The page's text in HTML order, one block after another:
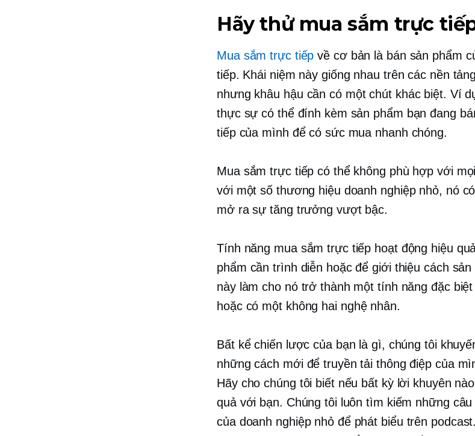
Hãy thử mua sắm trực
Mua sắm trực tiếp về cơ bản là bán sản phẩm
tiếp. Khái niệm này giống nhau trên các nền
nhưng khâu hậu cần có một chút khác biệt. Ví
thực sự có thể đính kèm sản phẩm bạn đang
tiếp của mình để có sức mua nhanh chóng.
Mua sắm trực tiếp có thể không phù hợp với
với một số thương hiệu doanh nghiệp nhỏ, nó
mở ra sự tăng trưởng vượt bậc.
Tính năng mua sắm trực tiếp hoạt động hiệu
phẩm cần trình diễn hoặc để giới thiệu cách
này làm cho nó trở thành một tính năng đặc
hoặc có một không hainghệ nhân.
Bất kể chiến lược của bạn là gì, chúng tôi
những cách mới để truyền tải thông điệp của
Hãy cho chúng tôi biết nếu bất kỳ lời khuyên
quả với bạn. Chúng tôi luôn tìm kiếm những
của doanh nghiệp nhỏ để phát biểu trên